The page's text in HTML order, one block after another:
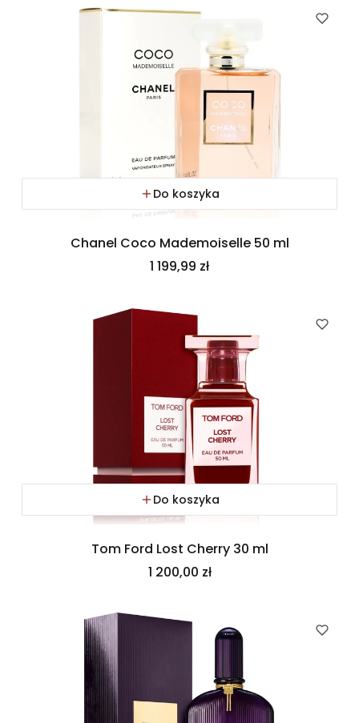
Do koszyka
Chanel Coco Mademoiselle 50 ml
Cena
1 199,99 zł
Do koszyka
Tom Ford Lost Cherry 30 ml
Cena
1 200,00 zł